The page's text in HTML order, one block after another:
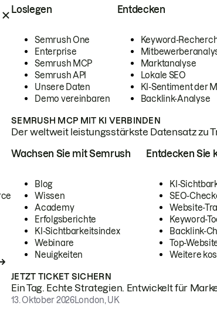
Loslegen
Semrush One
Enterprise
Semrush MCP
Semrush API
Unsere Daten
Demo vereinbaren
Entdecken
Keyword-
Marktanalyse
Lokale SEO
KI-Sentiment der
Backlink-Analyse
SEMRUSH MCP MIT KI VERBINDEN
Der weltweit leistungsstärkste Datensatz zu
Wachsen Sie mit Semrush
Blog
Wissen
Academy
Erfolgsberichte
KI-Sichtbarkeitsindex
Webinare
Neuigkeiten
Entdecken Sie
KI-
SEO-
Website-
Keyword-
Backlink-
Top-
Weitere
JETZT TICKET SICHERN
Ein Tag. Echte Strategien. Entwickelt für
13. Oktober 2026London, UK